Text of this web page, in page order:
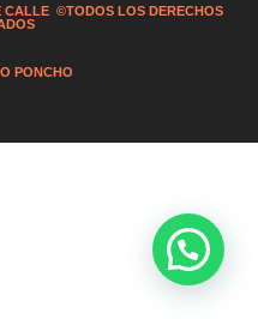
CALLE ©TODOS LOS DERECHOS
PONCHO